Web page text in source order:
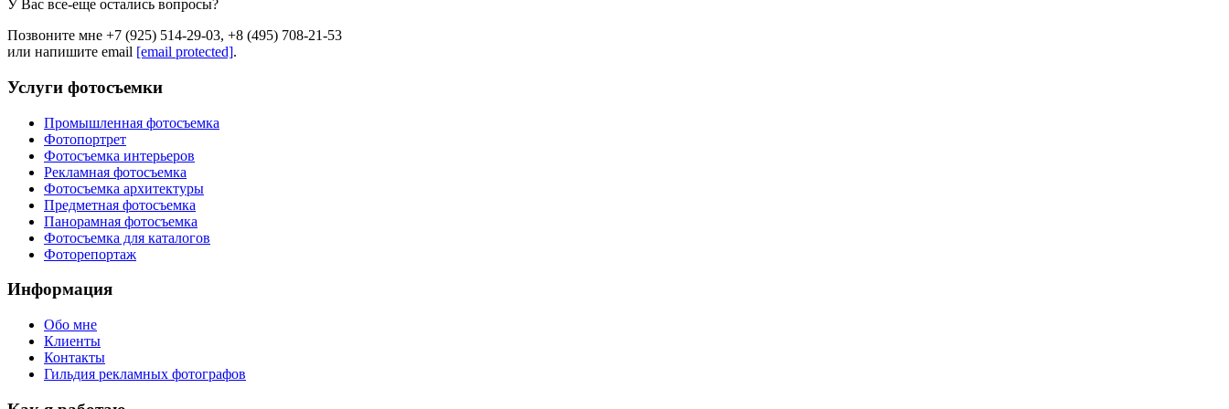
У Вас все-еще остались вопросы?
Позвоните мне +7 (925) 514-29-03, +8 (495) 708-21-53
или напишите email [email protected].
Услуги фотосъемки
Промышленная фотосъемка
Фотопортрет
Фотосъемка интерьеров
Рекламная фотосъемка
Фотосъемка архитектуры
Предметная фотосъемка
Панорамная фотосъемка
Фотосъемка для каталогов
Фоторепортаж
Информация
Обо мне
Клиенты
Контакты
Гильдия рекламных фотографов